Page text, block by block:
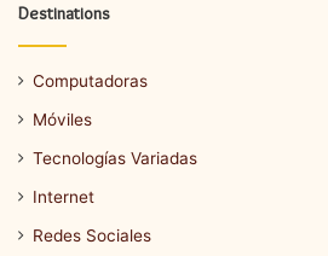
Destinations
Computadoras
Móviles
Tecnologías Variadas
Internet
Redes Sociales